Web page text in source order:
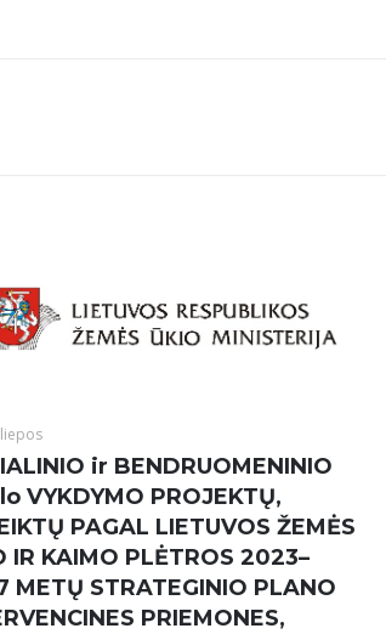
ir BENDRUOMENINIO
VYKDYMO PROJEKTŲ,
PAGAL LIETUVOS ŽEMĖS
IR KAIMO PLĖTROS 2023–
METŲ STRATEGINIO PLANO
PRIEMONES,